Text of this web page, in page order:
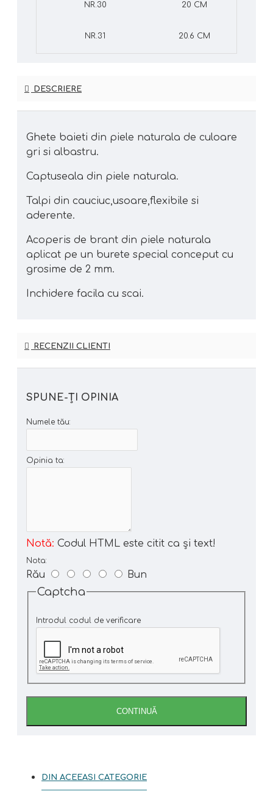
NR.30 20 CM
NR.31 20.6 CM
DESCRIERE
Ghete baieti din piele naturala de culoare
gri si albastru.
Captuseala din piele naturala.
Talpi din cauciuc,usoare,flexibile si
aderente.
Acoperis de brant din piele naturala
aplicat pe un burete special conceput cu
grosime de 2 mm.
Inchidere facila cu scai.
RECENZII CLIENTI
SPUNE-ŢI OPINIA
Numele tău:
Opinia ta:
Notă: Codul HTML este citit ca şi text!
Nota:
Rău Bun
Captcha
Introdul codul de verificare
CONTINUĂ
DIN ACEEASI CATEGORIE